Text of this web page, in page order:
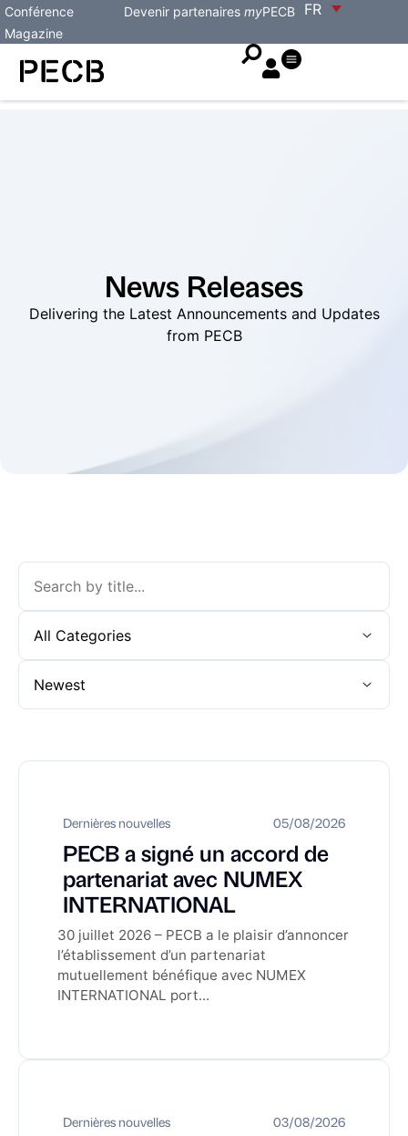
Conférence
Magazine
Devenir partenaires FR
myPECB
News Releases
Delivering the Latest Announcements and Updates
from PECB
Dernières nouvelles 05/08/2026
PECB a signé un accord de
partenariat avec NUMEX
INTERNATIONAL
30 juillet 2026 – PECB a le plaisir d’annoncer
l’établissement d’un partenariat
mutuellement bénéfique avec NUMEX
INTERNATIONAL port...
Dernières nouvelles 03/08/2026